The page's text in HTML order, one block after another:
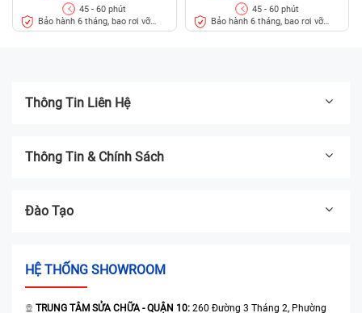
45 - 60 phút
Bảo hành 6 tháng, bao rơi vỡ
kính
45 - 60 phút
Bảo hành 6 tháng, bao rơi vỡ
kính
Thông Tin Liên Hệ
Thông Tin & Chính Sách
Đào Tạo
HỆ THỐNG SHOWROOM
TRUNG TÂM SỬA CHỮA - QUẬN 10: 260 Đường 3 Tháng 2, Phường